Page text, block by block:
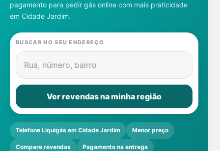
Cadastre-se
Gás
Contatos
pagamento para pedir gás online com mais praticidade
em Cidade Jardim.
BUSCAR NO SEU ENDEREÇO
Rua, número, bairro
Ver revendas na minha região
Telefone Liquigás em Cidade Jardim Menor preço
Compare revendas Pagamento na entrega